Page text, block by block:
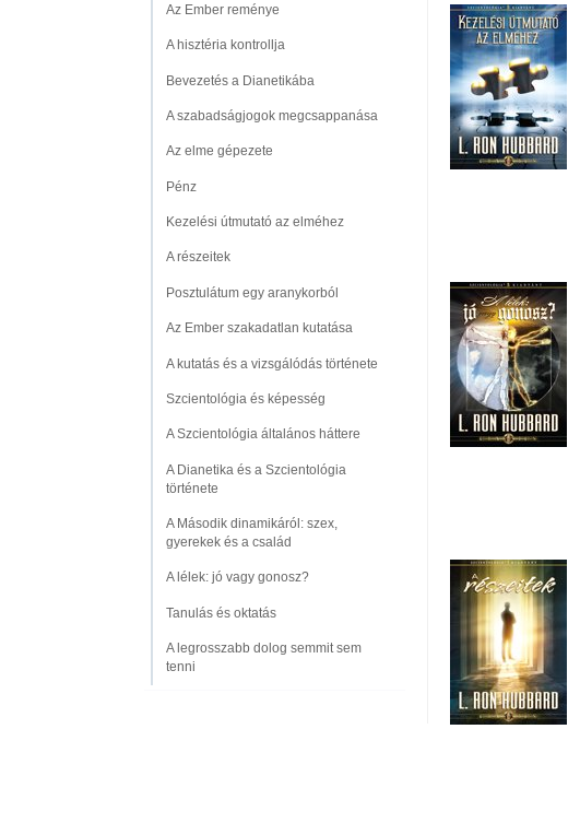
Az Ember reménye
A hisztéria kontrollja
Bevezetés a Dianetikába
A szabadságjogok megcsappanása
Az elme gépezete
Pénz
Kezelési útmutató az elméhez
A részeitek
Posztulátum egy aranykorból
Az Ember szakadatlan kutatása
A kutatás és a vizsgálódás története
Szcientológia és képesség
A Szcientológia általános háttere
A Dianetika és a Szcientológia
története
A Második dinamikáról: szex,
gyerekek és a család
A lélek: jó vagy gonosz?
Tanulás és oktatás
A legrosszabb dolog semmit sem
tenni